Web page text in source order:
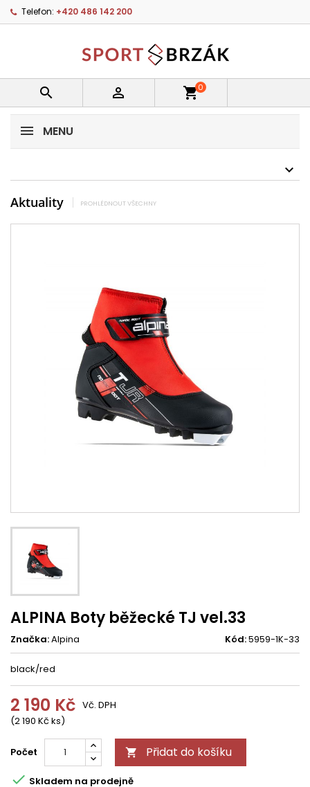
Telefon: +420 486 142 200
  shopping_cart0
MENU
Aktuality PROHLÉDNOUT VŠECHNY
ALPINA Boty běžecké TJ vel.33
Značka:Alpina Kód:5959-1K-33
black/red
2 190 Kč
(2 190 Kč ks)
Vč. DPH
Počet  Přidat do košíku
 Skladem na prodejně